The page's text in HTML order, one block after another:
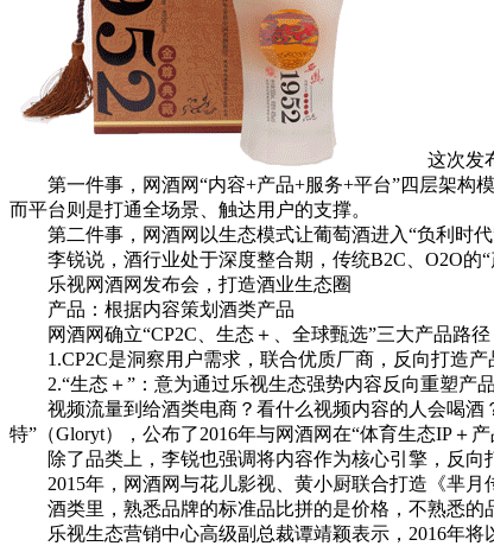
这次发布
第一件事，网酒网“内容+产品+服务+平台”四层架构模
而平台则是打通全场景、触达用户的支撑。
第二件事，网酒网以生态模式让葡萄酒进入“负利时代
李锐说，酒行业处于深度整合期，传统B2C、O2O的“
乐视网酒网发布会，打造酒业生态圈
产品：根据内容策划酒类产品
网酒网确立“CP2C、生态＋、全球甄选”三大产品路径
1.CP2C是洞察用户需求，联合优质厂商，反向打造产
2.“生态＋”：意为通过乐视生态强势内容反向重塑产品
视频流量到给酒类电商？看什么视频内容的人会喝酒
特”（Gloryt），公布了2016年与网酒网在“体育生态IP＋
除了品类上，李锐也强调将内容作为核心引擎，反向
2015年，网酒网与花儿影视、黄小厨联合打造《芈月
酒类里，熟悉品牌的标准品比拼的是价格，不熟悉的
乐视生态营销中心高级副总裁谭靖颖表示，2016年将